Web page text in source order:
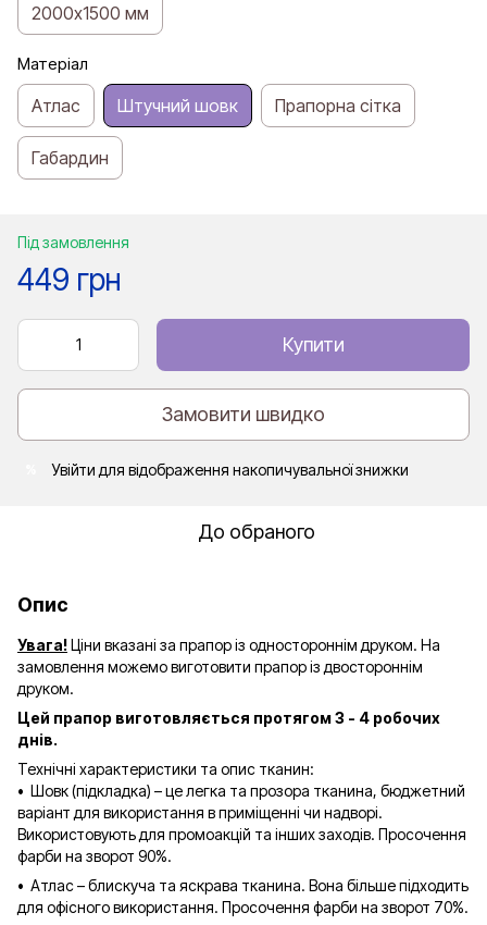
2000х1500 мм
Матеріал
Атлас Штучний шовк Прапорна сітка
Габардин
Під замовлення
449 грн
Купити
Замовити швидко
Увійти для відображення накопичувальної знижки
До обраного
Опис
Увага!Ціни вказані за прапор із одностороннім друком. На
замовлення можемо виготовити прапор із двостороннім
друком.
Цей прапор виготовляється протягом 3 - 4 робочих
днів.
Технічні характеристики та опис тканин:
• Шовк (підкладка) – це легка та прозора тканина, бюджетний
варіант для використання в приміщенні чи надворі.
Використовують для промоакцій та інших заходів. Просочення
фарби на зворот 90%.
• Атлас – блискуча та яскрава тканина. Вона більше підходить
для офісного використання. Просочення фарби на зворот 70%.